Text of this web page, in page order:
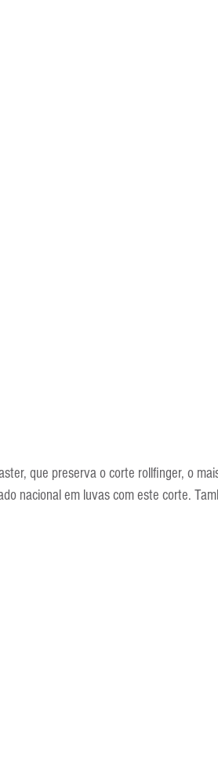
que preserva o corte rollfinger, o
nacional em luvas com este corte.